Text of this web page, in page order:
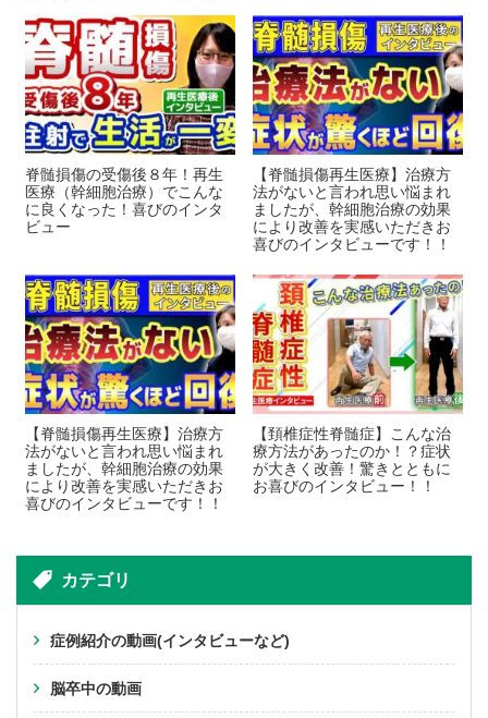
o
k
脊髄損傷の受傷後８年！再生
医療（幹細胞治療）でこんな
に良くなった！喜びのインタ
ビュー
【脊髄損傷再生医療】治療方
法がないと言われ思い悩まれ
ましたが、幹細胞治療の効果
により改善を実感いただきお
喜びのインタビューです！！
【脊髄損傷再生医療】治療方
法がないと言われ思い悩まれ
ましたが、幹細胞治療の効果
により改善を実感いただきお
喜びのインタビューです！！
【頚椎症性脊髄症】こんな治
療方法があったのか！？症状
が大きく改善！驚きとともに
お喜びのインタビュー！！
カテゴリ
症例紹介の動画(インタビューなど)
脳卒中の動画